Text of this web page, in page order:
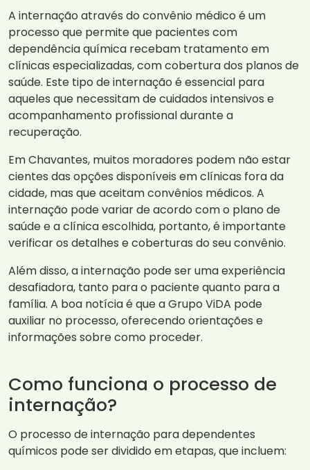
A internação através do convênio médico é um
processo que permite que pacientes com
dependência química recebam tratamento em
clínicas especializadas, com cobertura dos planos de
saúde. Este tipo de internação é essencial para
aqueles que necessitam de cuidados intensivos e
acompanhamento profissional durante a
recuperação.
Em Chavantes, muitos moradores podem não estar
cientes das opções disponíveis em clínicas fora da
cidade, mas que aceitam convênios médicos. A
internação pode variar de acordo com o plano de
saúde e a clínica escolhida, portanto, é importante
verificar os detalhes e coberturas do seu convênio.
Além disso, a internação pode ser uma experiência
desafiadora, tanto para o paciente quanto para a
família. A boa notícia é que a Grupo ViDA pode
auxiliar no processo, oferecendo orientações e
informações sobre como proceder.
Como funciona o processo de
internação?
O processo de internação para dependentes
químicos pode ser dividido em etapas, que incluem: